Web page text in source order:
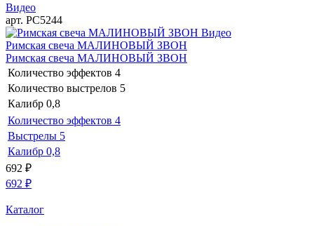
Видео
арт. РС5244
Видео
Римская свеча МАЛИНОВЫЙ ЗВОН
Римская свеча МАЛИНОВЫЙ ЗВОН
Количество эффектов 4
Количество выстрелов 5
Калибр 0,8
Количество эффектов 4
Выстрелы 5
Калибр 0,8
692 ₽
692 ₽
Каталог